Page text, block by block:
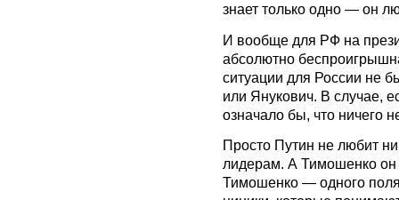
знает только одно — он
И вообще для РФ на
абсолютно
ситуации для России не
или Янукович. В случае,
означало бы, что ничего
Просто Путин не любит
лидерам. А Тимошенко он
Тимошенко — одного